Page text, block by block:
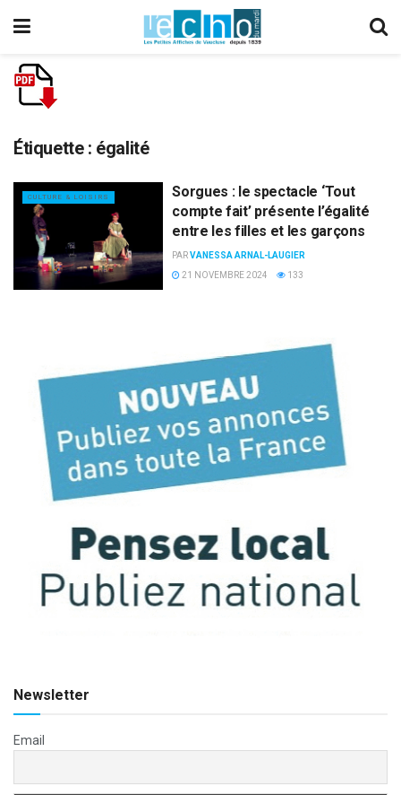
Étiquette : égalité
CULTURE & LOISIRS
Sorgues : le spectacle ‘Tout
compte fait’ présente l’égalité
entre les filles et les garçons
PARVANESSA ARNAL-LAUGIER
21 NOVEMBRE 2024
133
Newsletter
Email